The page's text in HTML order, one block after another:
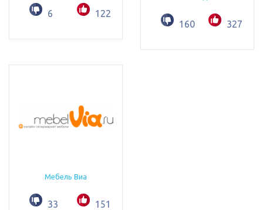
6 122
160 327
Мебель Виа
33 151